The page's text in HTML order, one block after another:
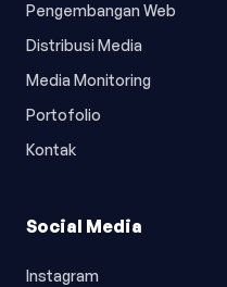
Pengembangan Web
Distribusi Media
Media Monitoring
Portofolio
Kontak
Social Media
Instagram